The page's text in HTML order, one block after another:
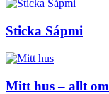
Sticka Sápmi
Mitt hus – allt